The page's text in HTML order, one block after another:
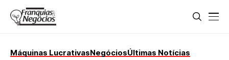
Máquinas LucrativasNegóciosÚltimas Notícias